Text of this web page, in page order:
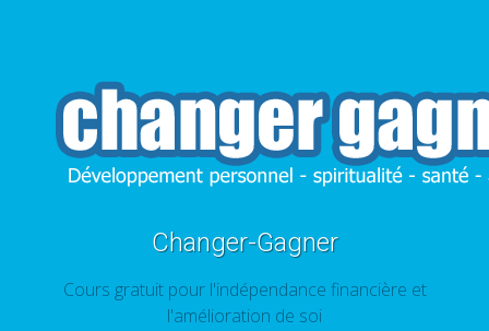
Changer-Gagner
Cours gratuit pour l'indépendance financière et
l'amélioration de soi